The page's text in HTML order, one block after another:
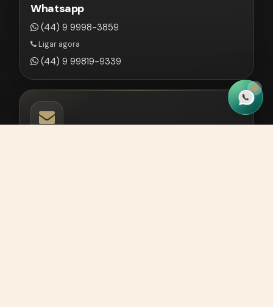
Whatsapp
(44) 9 9998-3859
Ligar agora
(44) 9 99819-9339